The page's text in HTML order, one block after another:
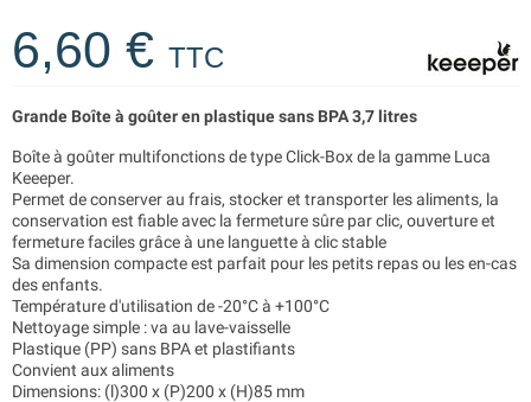
6,60 € TTC
Grande Boîte à goûter en plastique sans BPA 3,7 litres
Boîte à goûter multifonctions de type Click-Box de la gamme Luca
Keeeper.
Permet de conserver au frais, stocker et transporter les aliments, la
conservation est fiable avec la fermeture sûre par clic, ouverture et
fermeture faciles grâce à une languette à clic stable
Sa dimension compacte est parfait pour les petits repas ou les en-cas
des enfants.
Température d'utilisation de -20°C à +100°C
Nettoyage simple : va au lave-vaisselle
Plastique (PP) sans BPA et plastifiants
Convient aux aliments
Dimensions: (l)300 x (P)200 x (H)85 mm